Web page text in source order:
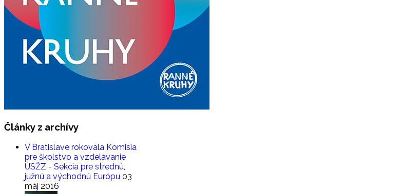
Články z archívy
V Bratislave rokovala Komisia
pre školstvo a vzdelávanie
ÚSŽZ - Sekcia pre strednú,
južnú a východnú Európu 03
máj 2016